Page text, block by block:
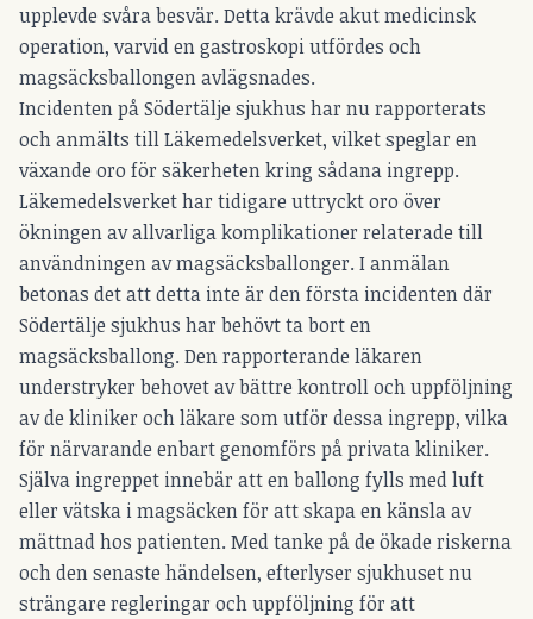
upplevde svåra besvär. Detta krävde akut medicinsk
operation, varvid en gastroskopi utfördes och
magsäcksballongen avlägsnades.
Incidenten på Södertälje sjukhus har nu rapporterats
och anmälts till Läkemedelsverket, vilket speglar en
växande oro för säkerheten kring sådana ingrepp.
Läkemedelsverket har tidigare uttryckt oro över
ökningen av allvarliga komplikationer relaterade till
användningen av magsäcksballonger. I anmälan
betonas det att detta inte är den första incidenten där
Södertälje sjukhus har behövt ta bort en
magsäcksballong. Den rapporterande läkaren
understryker behovet av bättre kontroll och uppföljning
av de kliniker och läkare som utför dessa ingrepp, vilka
för närvarande enbart genomförs på privata kliniker.
Själva ingreppet innebär att en ballong fylls med luft
eller vätska i magsäcken för att skapa en känsla av
mättnad hos patienten. Med tanke på de ökade riskerna
och den senaste händelsen, efterlyser sjukhuset nu
strängare regleringar och uppföljning för att